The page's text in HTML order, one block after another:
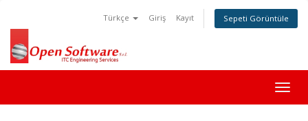
Türkçe Giriş Kayıt Sepeti Görüntüle